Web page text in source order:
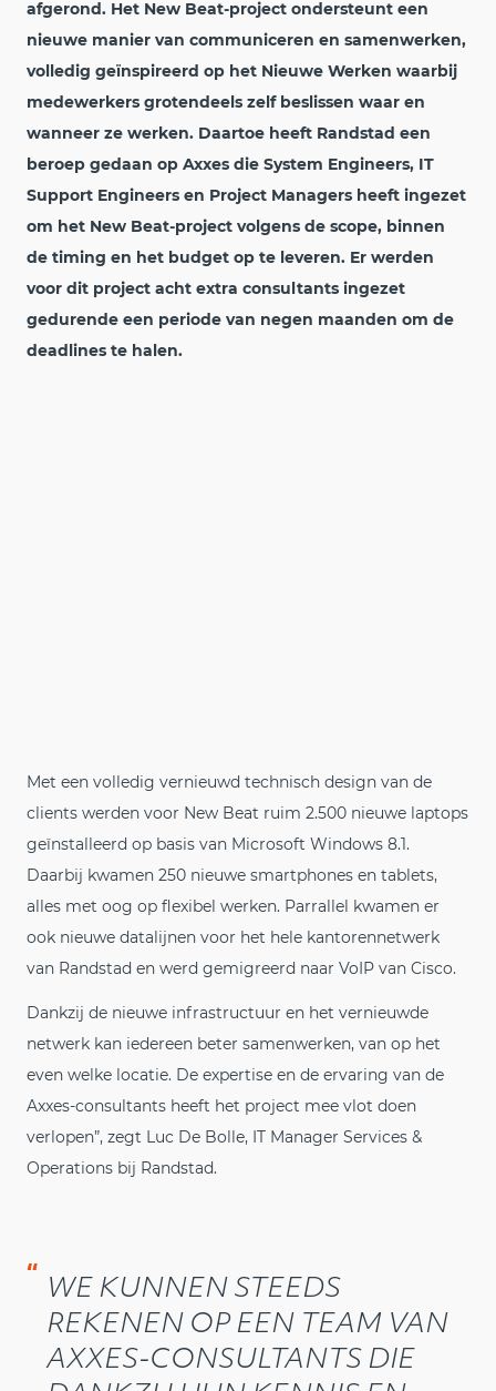
afgerond. Het New Beat-project ondersteunt een
nieuwe manier van communiceren en samenwerken,
volledig geïnspireerd op het Nieuwe Werken waarbij
medewerkers grotendeels zelf beslissen waar en
wanneer ze werken. Daartoe heeft Randstad een
beroep gedaan op Axxes die System Engineers, IT
Support Engineers en Project Managers heeft ingezet
om het New Beat-project volgens de scope, binnen
de timing en het budget op te leveren. Er werden
voor dit project acht extra consultants ingezet
gedurende een periode van negen maanden om de
deadlines te halen.
Met een volledig vernieuwd technisch design van de
clients werden voor New Beat ruim 2.500 nieuwe laptops
geïnstalleerd op basis van Microsoft Windows 8.1.
Daarbij kwamen 250 nieuwe smartphones en tablets,
alles met oog op flexibel werken. Parrallel kwamen er
ook nieuwe datalijnen voor het hele kantorennetwerk
van Randstad en werd gemigreerd naar VoIP van Cisco.
Dankzij de nieuwe infrastructuur en het vernieuwde
netwerk kan iedereen beter samenwerken, van op het
even welke locatie. De expertise en de ervaring van de
Axxes-consultants heeft het project mee vlot doen
verlopen”, zegt Luc De Bolle, IT Manager Services &
Operations bij Randstad.
“ WE KUNNEN STEEDS
REKENEN OP EEN TEAM VAN
AXXES-CONSULTANTS DIE